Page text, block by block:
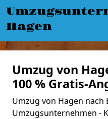
Hagen
Umzug von
100 % Gratis-
Umzug von Hagen nach
Umzugsunternehmen -